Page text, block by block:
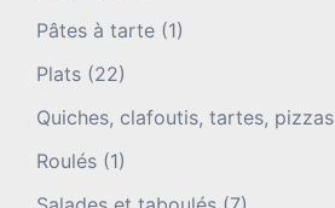
Pâtes à tarte (1)
Plats (22)
Quiches, clafoutis, tartes, pizzas
Roulés (1)